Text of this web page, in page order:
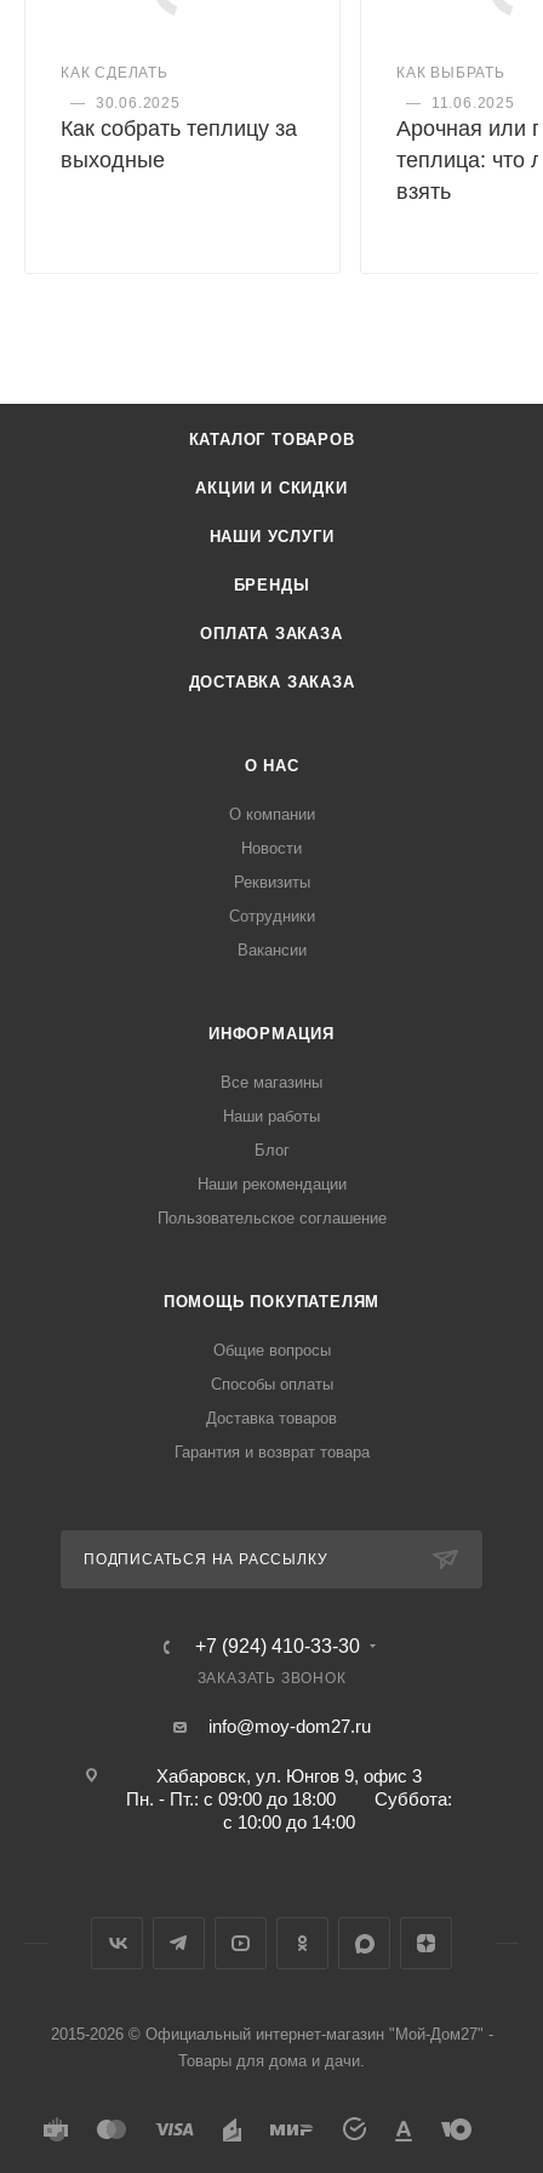
КАК СДЕЛАТЬ
—
30.06.2025
Как собрать теплицу за
выходные
КАК ВЫБРАТЬ
—
11.06.2025
Арочная или
теплица: что
взять
КАТАЛОГ ТОВАРОВ
АКЦИИ И СКИДКИ
НАШИ УСЛУГИ
БРЕНДЫ
ОПЛАТА ЗАКАЗА
ДОСТАВКА ЗАКАЗА
О НАС
О компании
Новости
Реквизиты
Сотрудники
Вакансии
ИНФОРМАЦИЯ
Все магазины
Наши работы
Блог
Наши рекомендации
Пользовательское соглашение
ПОМОЩЬ ПОКУПАТЕЛЯМ
Общие вопросы
Способы оплаты
Доставка товаров
Гарантия и возврат товара
ПОДПИСАТЬСЯ НА РАССЫЛКУ
+7 (924) 410-33-30
ЗАКАЗАТЬ ЗВОНОК
info@moy-dom27.ru
Хабаровск, ул. Юнгов 9, офис 3
Пн. - Пт.: с 09:00 до 18:00 Суббота:
с 10:00 до 14:00
2015-2026 © Официальный интернет-магазин "Мой-Дом27" -
Товары для дома и дачи.